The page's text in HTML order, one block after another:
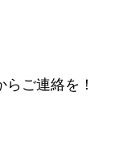
ご連絡を！